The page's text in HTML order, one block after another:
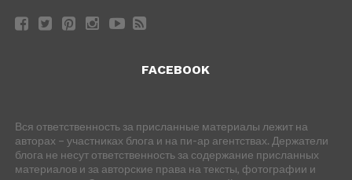
FACEBOOK
Вся ответственность за присланные материалы лежит на
авторах – участниках блога и на пи-ар агентствах. Держатели
блога не несут ответственность за содержание присланных
материалов и за авторские права на тексты, фотографии и